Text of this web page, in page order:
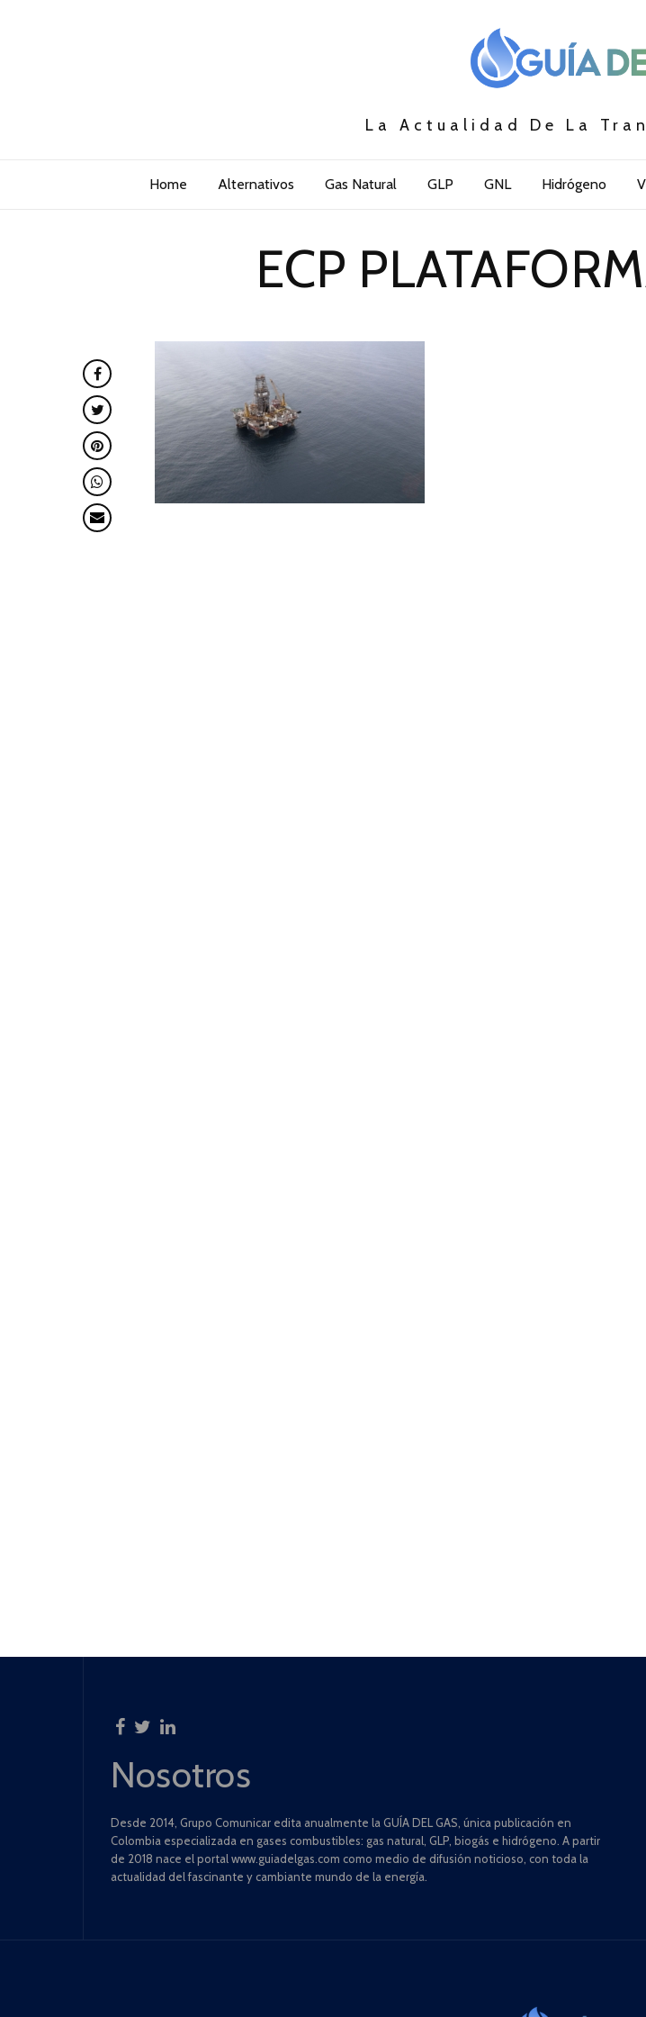
La Actualidad De La
Home Alternativos Gas Natural GLP GNL Hidrógeno
ECP
Nosotros
Desde 2014, Grupo Comunicar edita anualmente la GUÍA DEL GAS, única publicación en
Colombia especializada en gases combustibles: gas natural, GLP, biogás e hidrógeno. A partir
de 2018 nace el portal www.guiadelgas.com como medio de difusión noticioso, con toda la
actualidad del fascinante y cambiante mundo de la energía.